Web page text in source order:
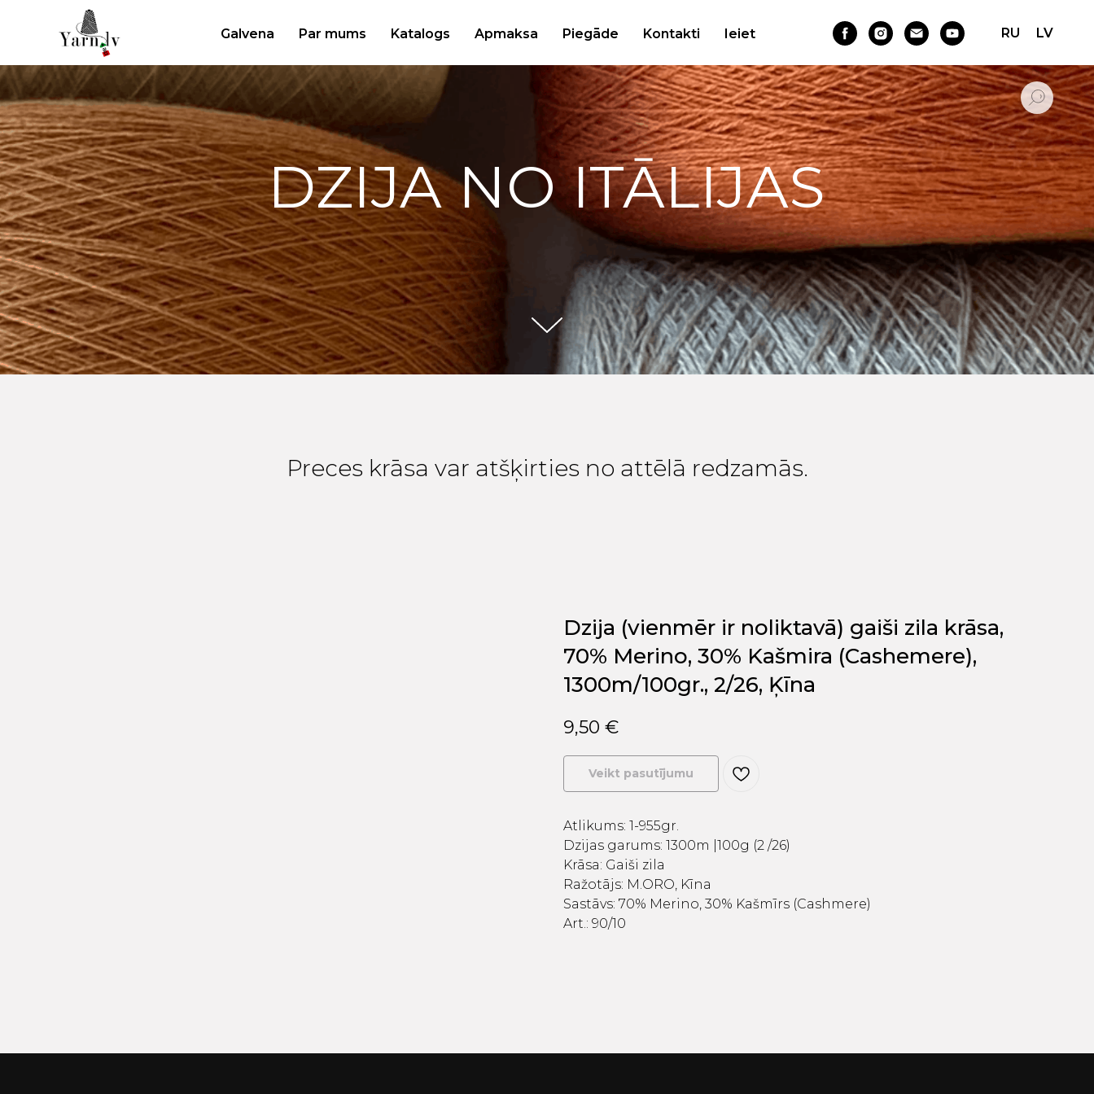
Galvena Par mums Katalogs Apmaksa Piegāde Kontakti Ieiet RU LV
DZIJA NO ITĀLIJAS
Preces krāsa var atšķirties no attēlā redzamās.
Dzija (vienmēr ir noliktavā) gaiši zila krāsa,
70% Merino, 30% Kašmira (Cashemere),
1300m/100gr., 2/26, Ķīna
9,50 €
Veikt pasutījumu
Atlikums: 1-955gr.
Dzijas garums: 1300m |100g (2 /26)
Krāsa: Gaiši zila
Ražotājs: M.ORO, Kīna
Sastāvs: 70% Merino, 30% Kašmīrs (Cashmere)
Art.: 90/10